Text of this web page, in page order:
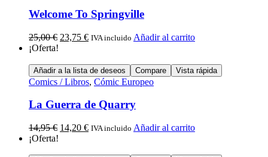
Welcome To Springville
25,00€ 23,75 € IVA incluido Añadir al carrito
¡Oferta!
Añadir a la lista de deseos Compare Vista rápida
Comics / Libros, Cómic Europeo
La Guerra de Quarry
14,95€ 14,20 € IVA incluido Añadir al carrito
¡Oferta!